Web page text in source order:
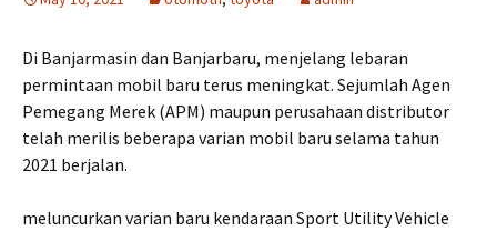
Di Banjarmasin dan Banjarbaru, menjelang lebaran
permintaan mobil baru terus meningkat. Sejumlah Agen
Pemegang Merek (APM) maupun perusahaan distributor
telah merilis beberapa varian mobil baru selama tahun
2021 berjalan.
meluncurkan varian baru kendaraan Sport Utility Vehicle